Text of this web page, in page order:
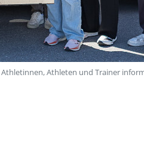
Athleten und Trainer